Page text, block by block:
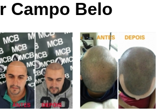
Curso de
Curso de Micropigmentação Santo
Curso
Curso Presencial
Cursos de
Cursos de Micropigmentação de
Campo Belo